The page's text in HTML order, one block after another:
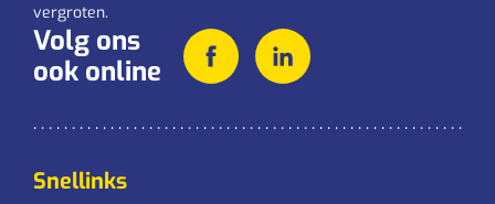
vergroten.
Volg ons
ook online
Snellinks